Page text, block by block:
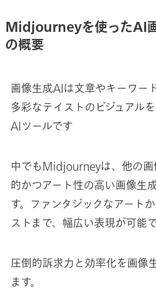
Midjourneyを使ったAI
の概要
画像生成AIは文章やキーワー
多彩なテイストのビジュアル
AIツールです
中でもMidjourneyは、他の画
的かつアート性の高い画像生
す。ファンタジックなアート
ストまで、幅広い表現が可能で
圧倒的訴求力と効率化を画像
ます。